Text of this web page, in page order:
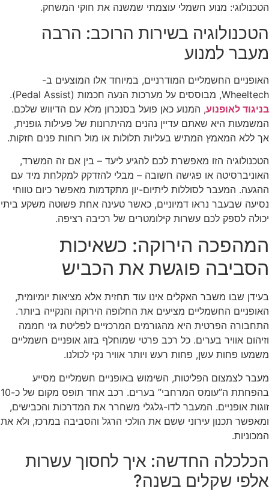
הטכנולוגי: מנוע חשמלי עוצמתי שמשנה את חוקי המשחק.
הטכנולוגיה בשירות הרוכב: הרבה
מעבר למנוע
האופניים החשמליים המודרניים, במיוחד אלו המוצעים ב-
Wheeltech, מבוססים על מערכות הנעה חכמות (Pedal Assist).
בניגוד לאופנוע, המנוע כאן פועל בסנכרון מלא עם הדיווש שלכם.
המשמעות היא שאתם עדיין נהנים מהיתרונות של פעילות גופנית,
אך ללא המאמץ המתיש בעליות תלולות או מול רוחות פנים חזקות.
הטכנולוגיה הזו מאפשרת לכם להגיע ליעד – בין אם זה המשרד,
האוניברסיטה או פגישה חשובה – מבלי להזדקק למקלחת מיד עם
ההגעה. המעבר לסוללות ליתיום-יון מתקדמות מאפשר כיום טווחי
נסיעה שבעבר נראו דמיוניים, כאשר טעינה אחת פשוטה משקע ביתי
יכולה לספק לכם עשרות קילומטרים של רכיבה רציפה.
המהפכה הירוקה: כשאיכות
הסביבה פוגשת את הכביש
בעידן שבו משבר האקלים אינו עוד תחזית אלא מציאות יומיומית,
האופניים החשמליים מציעים את החלופה הירוקה והנקייה ביותר.
התחבורה הפרטית היא מהגורמים המרכזיים לפליטת גזי חממה
וזיהום אוויר בערים. כל רכב פרטי שמוחלף בזוג אופניים חשמליים
משמעו פחות עשן, פחות רעש ויותר אוויר נקי לכולנו.
מעבר לצמצום הפליטות, השימוש באופניים חשמליים מסייע
בהפחתת ה”עומס המרחבי” בערים. רכב אחד תופס מקום של כ-10
זוגות אופניים. המעבר לדו-גלגלי משחרר את המדרכות והכבישים,
ומאפשר תכנון עירוני ששם את הולכי הרגל והסביבה במרכז, ולא את
המכוניות.
הכלכלה החדשה: איך לחסוך עשרות
אלפי שקלים בשנה?